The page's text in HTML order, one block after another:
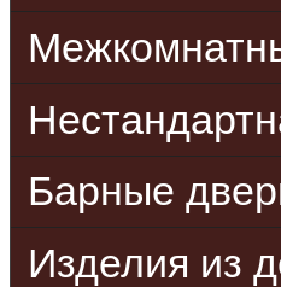
Барные
Изделия из